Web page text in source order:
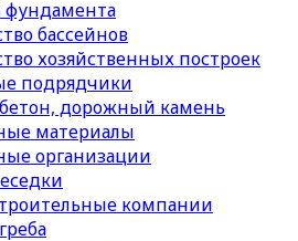
фундамента
бассейнов
хозяйственных построек
подрядчики
бетон, дорожный камень
материалы
организации
компании